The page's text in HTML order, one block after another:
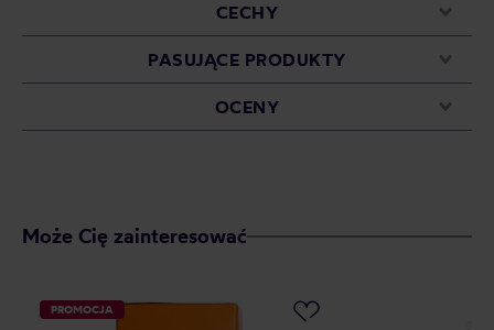
CECHY
PASUJĄCE PRODUKTY
OCENY
Może Cię zainteresować
PROMOCJA